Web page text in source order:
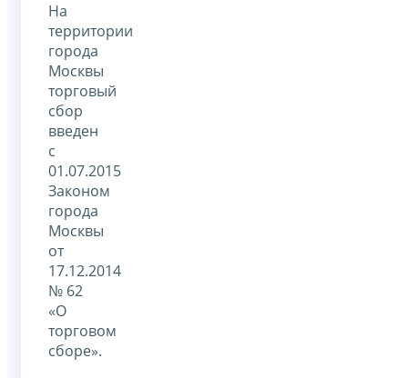
На
территории
города
Москвы
торговый
сбор
введен
с
01.07.2015
Законом
города
Москвы
от
17.12.2014
№ 62
«О
торговом
сборе».